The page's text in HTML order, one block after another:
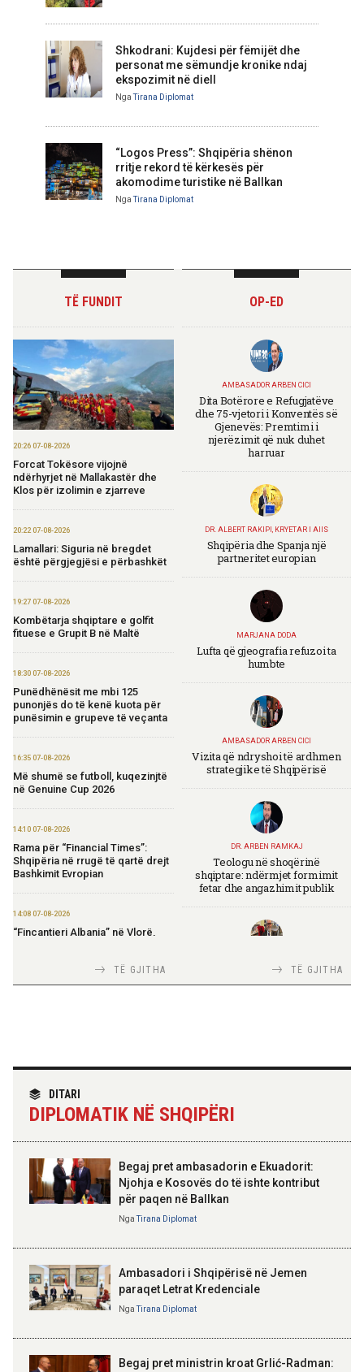
Shkodrani: Kujdesi për fëmijët dhe
personat me sëmundje kronike ndaj
ekspozimit në diell
NgaTirana Diplomat
“Logos Press”: Shqipëria shënon
rritje rekord të kërkesës për
akomodime turistike në Ballkan
NgaTirana Diplomat
TË FUNDIT
20:26 07-08-2026
Forcat Tokësore vijojnë
ndërhyrjet në Mallakastër dhe
Klos për izolimin e zjarreve
20:22 07-08-2026
Lamallari: Siguria në bregdet
është përgjegjësi e përbashkët
19:27 07-08-2026
Kombëtarja shqiptare e golfit
fituese e Grupit B në Maltë
18:30 07-08-2026
Punëdhënësit me mbi 125
punonjës do të kenë kuota për
punësimin e grupeve të veçanta
16:35 07-08-2026
Më shumë se futboll, kuqezinjtë
në Genuine Cup 2026
14:10 07-08-2026
Rama për “Financial Times”:
Shqipëria në rrugë të qartë drejt
Bashkimit Evropian
14:08 07-08-2026
“Fincantieri Albania” në Vlorë,
praktikat më të mira
14:03 07-08-2026
Kadastra: Regjistrimi i
brenda 30 ditëve nga çelja e
14:01 07-08-2026
Rrugor, kufizime për shoferët e
TË GJITHA
OP-ED
AMBASADOR ARBEN CICI
Dita Botërore e Refugjatëve
dhe 75-vjetori i Konventës së
Gjenevës: Premtimi i
njerëzimit që nuk duhet
harruar
DR. ALBERT RAKIPI, KRYETAR I AIIS
Shqipëria dhe Spanja një
partneritet europian
MARJANA DODA
Lufta që gjeografia refuzoi ta
humbte
AMBASADOR ARBEN CICI
Vizita që ndryshoi të ardhmen
strategjike të Shqipërisë
DR. ARBEN RAMKAJ
Teologu në shoqërinë
shqiptare: ndërmjet formimit
fetar dhe angazhimit publik
TIRANA DIPLOMAT
TIRANA DIPLOMAT
Skënderbeut dhe Ismail
Kosovë!
TË GJITHA
DITARI
DIPLOMATIK NË SHQIPËRI
Begaj pret ambasadorin e Ekuadorit:
Njohja e Kosovës do të ishte kontribut
për paqen në Ballkan
NgaTirana Diplomat
Ambasadori i Shqipërisë në Jemen
paraqet Letrat Kredenciale
NgaTirana Diplomat
Begaj pret ministrin kroat Grlić-Radman: